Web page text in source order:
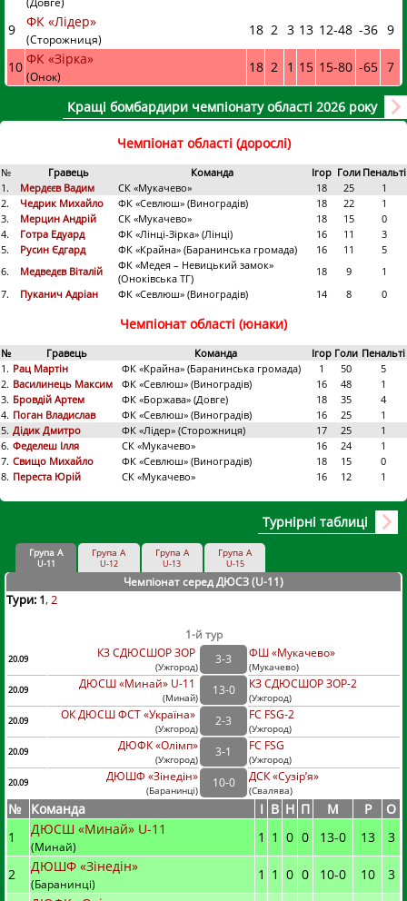
9 ФК «Лідер»
(Сторожниця)
18 2 3 13 12-48 -36 9
10 ФК «Зірка»
(Онок)
18 2 1 15 15-80 -65 7
Кращі бомбардири чемпіонату області 2026 року
Чемпіонат області (дорослі)
№ Гравець Команда Ігор Голи Пенальті
1.
Мердєєв Вадим СК «Мукачево» 18 25
1
2.
Чедрик Михайло ФК «Севлюш» (Виноградів) 18 22
1
3.
Мерцин Андрій СК «Мукачево» 18 15
0
4.
Готра Едуард ФК «Лінці-Зірка» (Лінці) 16 11
3
5.
Русин Єдгард ФК «Крайна» (Баранинська громада) 16 11
5
6.
Медведєв Віталій
ФК «Медея – Невицький замок»
(Оноківська ТГ)
18 9
1
7.
Пуканич Адріан ФК «Севлюш» (Виноградів) 14 8 0
Чемпіонат області (юнаки)
№ Гравець Команда Ігор Голи Пенальті
1. Рац Мартін ФК «Крайна» (Баранинська громада) 1 50
5
2. Василинець Максим ФК «Севлюш» (Виноградів) 16 48
1
3. Бровдій Артем ФК «Боржава» (Довге) 18 35
4
4. Поган Владислав ФК «Севлюш» (Виноградів) 16 25
1
5. Дідик Дмитро ФК «Лідер» (Сторожниця) 17 25
1
6. Феделеш Ілля СК «Мукачево» 16 24
1
7. Свищо Михайло ФК «Севлюш» (Виноградів) 18 15
0
8. Переста Юрій СК «Мукачево» 16 12 1
Турнірні таблиці
Група А
U-11
Група А
U-12
Група А
U-13
Група А
U-15
Чемпіонат серед ДЮСЗ (U-11)
Тури: 1 2
1-й тур
20.09 КЗ СДЮСШОР ЗОР
(Ужгород)
3-3 ФШ «Мукачево»
(Мукачево)
20.09
ДЮСШ «Минай» U-11
(Минай)
13-0 КЗ СДЮСШОР ЗОР-2
(Ужгород)
20.09
ОК ДЮСШ ФСТ «Україна»
(Ужгород)
2-3 FC FSG-2
(Ужгород)
20.09
ДЮФК «Олімп»
(Ужгород)
3-1 FC FSG
(Ужгород)
20.09
ДЮШФ «Зінедін»
(Баранинці)
10-0 ДСК «Сузір’я»
(Свалява)
№ Команда I В Н П М Р
О
1
ДЮСШ «Минай» U-11
(Минай)
1 1 0 0 13-0 13 3
2 ДЮШФ «Зінедін»
(Баранинці)
1 1 0 0 10-0 10
3